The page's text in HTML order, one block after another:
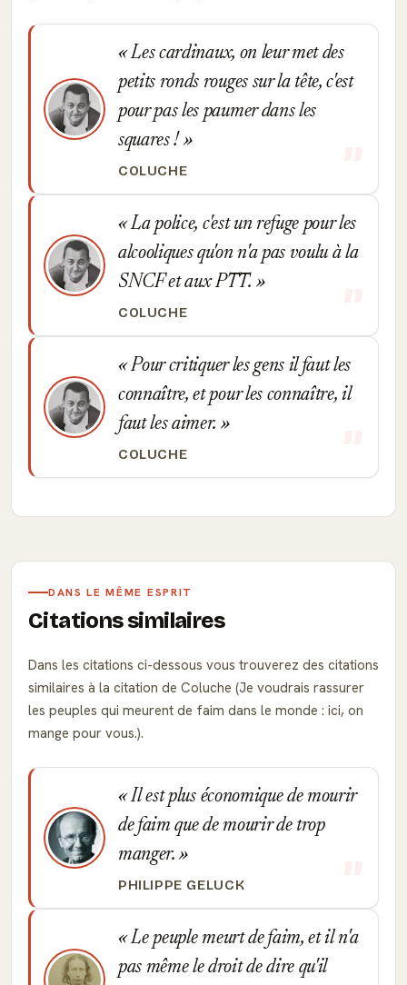
Les cardinaux, on leur met des
petits ronds rouges sur la tête, c'est
pour pas les paumer dans les
squares !
COLUCHE
La police, c'est un refuge pour les
alcooliques qu'on n'a pas voulu à la
SNCF et aux PTT.
COLUCHE
Pour critiquer les gens il faut les
connaître, et pour les connaître, il
faut les aimer.
COLUCHE
DANS LE MÊME ESPRIT
Citations similaires
Dans les citations ci-dessous vous trouverez des citations
similaires à la citation de Coluche (Je voudrais rassurer
les peuples qui meurent de faim dans le monde : ici, on
mange pour vous.).
Il est plus économique de mourir
de faim que de mourir de trop
manger.
PHILIPPE GELUCK
Le peuple meurt de faim, et il n'a
pas même le droit de dire qu'il